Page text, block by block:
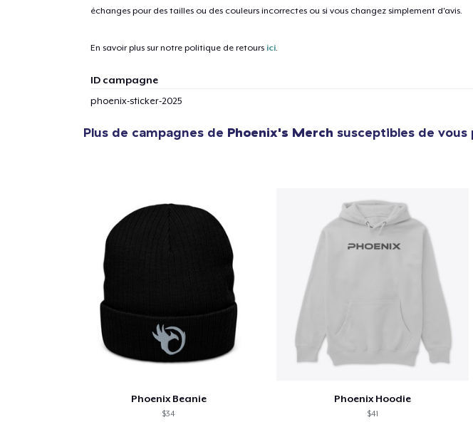
échanges pour des tailles ou des couleurs incorrectes ou si vous changez simplement d'avis.
En savoir plus sur notre politique de retours ici.
ID campagne
phoenix-sticker-2025
Plus de campagnes de Phoenix's Merch susceptibles de vous
Phoenix Beanie
$34
Phoenix Hoodie
$41
Vérification